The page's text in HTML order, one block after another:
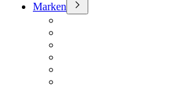
Marken